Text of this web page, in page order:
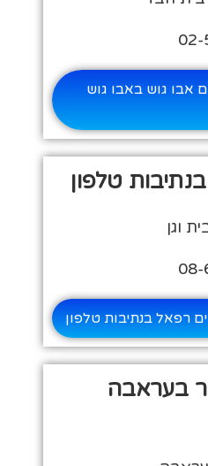
אבו גוש באבו גוש
טלפון
וגן
רפאל בנתיבות טלפון
בעראבה